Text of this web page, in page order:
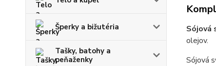
Šperky a bižutéria
Tašky, batohy a
peňaženky
Sójová
olejov.
Sójová